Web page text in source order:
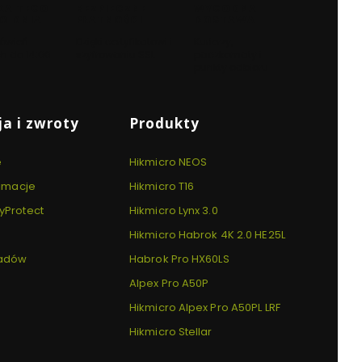
i zwroty Produkty
Hikmicro NEOS
Hikmicro T16
Hikmicro Lynx 3.0
Hikmicro Habrok 4K 2.0 HE25L
Habrok Pro HX60LS
Alpex Pro A50P
Hikmicro Alpex Pro A50PL LRF
Hikmicro Stellar